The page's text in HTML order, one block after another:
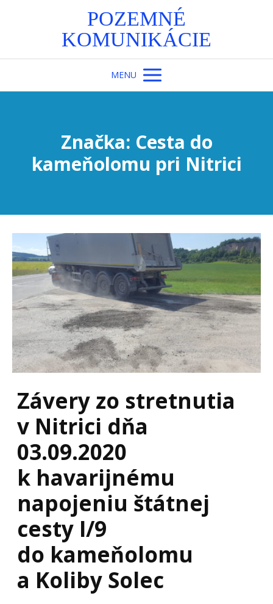
POZEMNÉ
KOMUNIKÁCIE
MENU
Značka: Cesta do
kameňolomu pri Nitrici
Závery zo stretnutia
v Nitrici dňa
03.09.2020
k havarijnému
napojeniu štátnej
cesty I/9
do kameňolomu
a Koliby Solec